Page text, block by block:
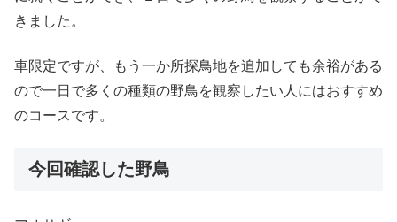
きました。
車限定ですが、もう一か所探鳥地を追加しても余裕がある
ので一日で多くの種類の野鳥を観察したい人にはおすすめ
のコースです。
今回確認した野鳥